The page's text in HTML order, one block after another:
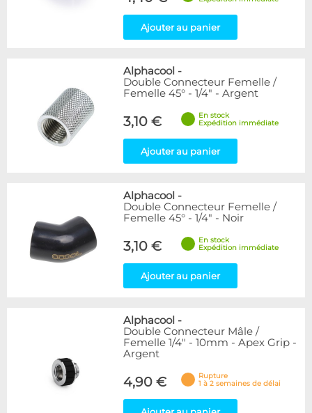
Ajouter au panier
Alphacool -
Double Connecteur Femelle /
Femelle 45° - 1/4" - Argent
3,10 €
En stock
Expédition immédiate
Ajouter au panier
Alphacool -
Double Connecteur Femelle /
Femelle 45° - 1/4" - Noir
3,10 €
En stock
Expédition immédiate
Ajouter au panier
Alphacool -
Double Connecteur Mâle /
Femelle 1/4" - 10mm - Apex Grip -
Argent
4,90 €
Rupture
1 à 2 semaines de délai